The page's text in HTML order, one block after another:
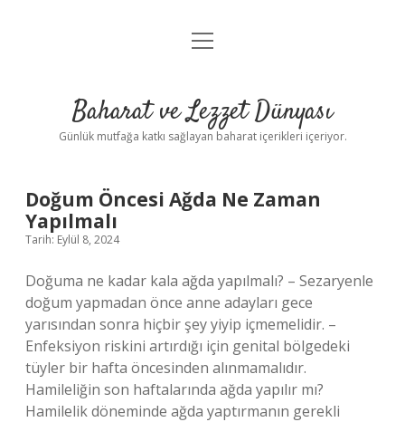
Anasayfa
Yasal Uyarı
menüyü
Baharat ve Lezzet Dünyası
Günlük mutfağa katkı sağlayan baharat içerikleri içeriyor.
Baharat
ve
Lezzet
Dünyası
Yazılar
Doğum Öncesi Ağda Ne Zaman
Yapılmalı
Tarih: Eylül 8, 2024
Doğuma ne kadar kala ağda yapılmalı? – Sezaryenle
doğum yapmadan önce anne adayları gece
yarısından sonra hiçbir şey yiyip içmemelidir. –
Enfeksiyon riskini artırdığı için genital bölgedeki
tüyler bir hafta öncesinden alınmamalıdır.
Hamileliğin son haftalarında ağda yapılır mı?
Hamilelik döneminde ağda yaptırmanın gerekli